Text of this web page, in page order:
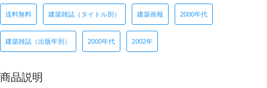
送料無料 建築雑誌（タイトル別） 建築画報 2000年代
建築雑誌（出版年別） 2000年代 2002年
商品説明